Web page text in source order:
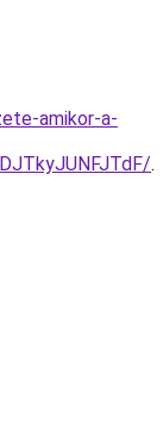
amikor-a-
.